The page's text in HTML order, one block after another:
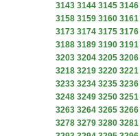
3143 3144 3145 3146
3158 3159 3160 3161
3173 3174 3175 3176
3188 3189 3190 3191
3203 3204 3205 3206
3218 3219 3220 3221
3233 3234 3235 3236
3248 3249 3250 3251
3263 3264 3265 3266
3278 3279 3280 3281